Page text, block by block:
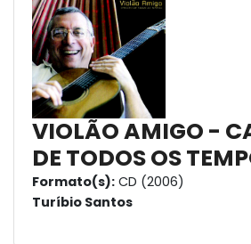
VIOLÃO AMIGO -
DE TODOS OS
Formato(s): CD (2006)
Turíbio Santos